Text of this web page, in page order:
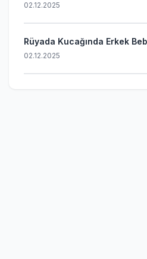
02.12.2025
Rüyada Kucağında Erkek
02.12.2025